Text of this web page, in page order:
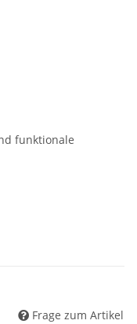
funktionale
Frage zum Artikel